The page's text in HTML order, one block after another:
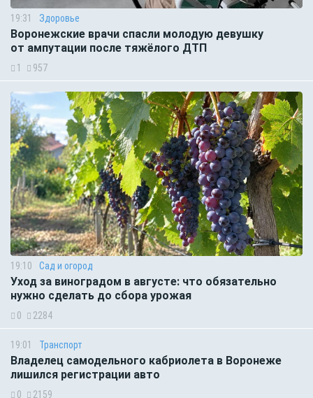
19:31 Здоровье
Воронежские врачи спасли молодую девушку
от ампутации после тяжёлого ДТП
1 957
19:10 Сад и огород
Уход за виноградом в августе: что обязательно
нужно сделать до сбора урожая
0 2284
19:01 Транспорт
Владелец самодельного кабриолета в Воронеже
лишился регистрации авто
0 2159